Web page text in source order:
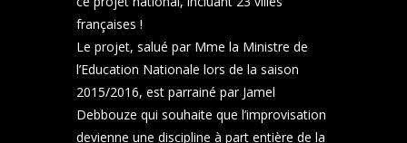
françaises !
Le projet, salué par Mme la Ministre de
l’Education Nationale lors de la saison
2015/2016, est parrainé par Jamel
Debbouze qui souhaite que l’improvisation
devienne une discipline à part entière de la